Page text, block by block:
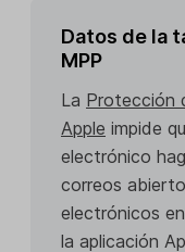
Datos de la
MPP
La Protección
Apple impide
electrónico
correos
electrónicos
la aplicación